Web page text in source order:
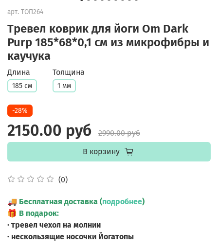
арт. ТОП264
Тревел коврик для йоги Om Dark
Purp 185*68*0,1 см из микрофибры и
каучука
(0)
Длина
185 см
Толщина
1 мм
-28%
2150.00 руб
2990.00 руб
В корзину
🚚 Бесплатная доставка (подробнее)
🎁 В подарок:
· тревел чехол на молнии
· нескользящие носочки Йогатопы